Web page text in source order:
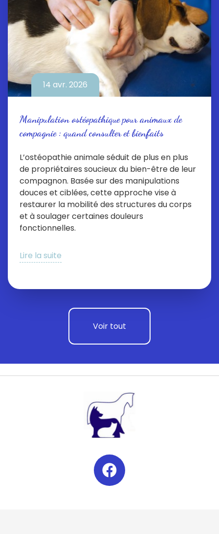
14 avr. 2026
Manipulation ostéopathique pour animaux de
compagnie : quand consulter et bienfaits
L’ostéopathie animale séduit de plus en plus
de propriétaires soucieux du bien-être de leur
compagnon. Basée sur des manipulations
douces et ciblées, cette approche vise à
restaurer la mobilité des structures du corps
et à soulager certaines douleurs
fonctionnelles.
Lire la suite
Voir tout